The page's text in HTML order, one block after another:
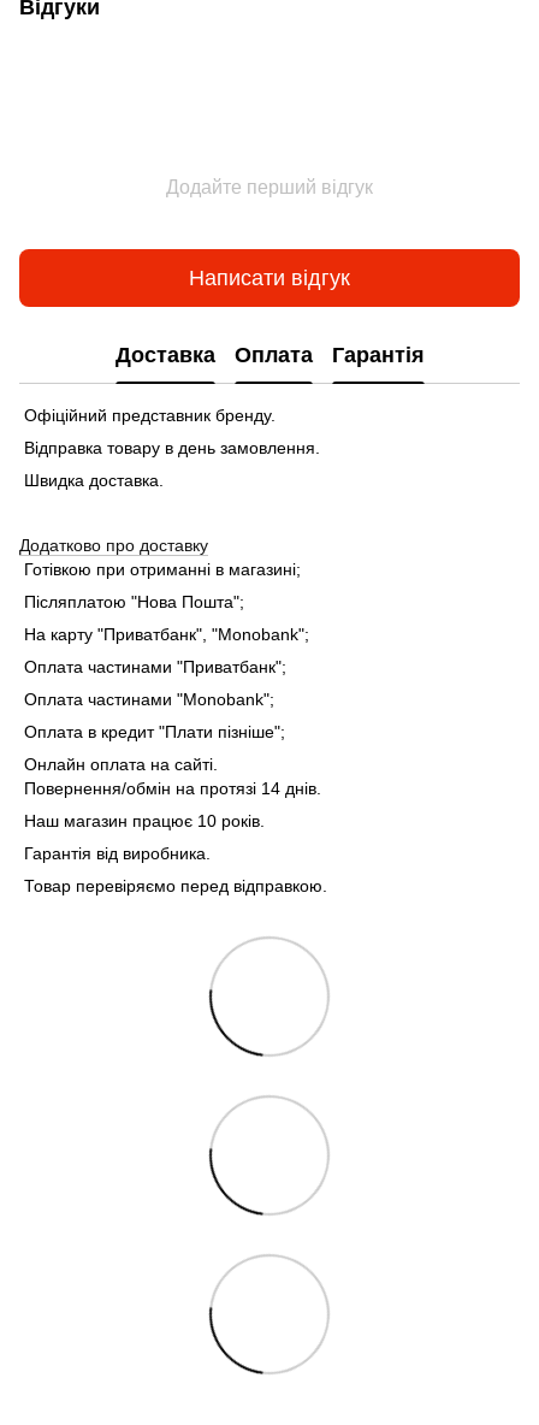
Відгуки
Додайте перший відгук
Написати відгук
Доставка Оплата Гарантія
Офіційний представник бренду.
Відправка товару в день замовлення.
Швидка доставка.
Додатково про доставку
Готівкою при отриманні в магазині;
Післяплатою "Нова Пошта";
На карту "Приватбанк", "Monobank";
Оплата частинами "Приватбанк";
Оплата частинами "Monobank";
Оплата в кредит "Плати пізніше";
Онлайн оплата на сайті.
Повернення/обмін на протязі 14 днів.
Наш магазин працює 10 років.
Гарантія від виробника.
Товар перевіряємо перед відправкою.